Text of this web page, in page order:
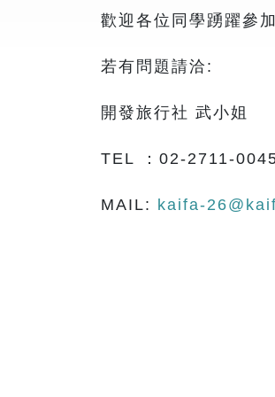
歡迎各位同學踴躍參加
若有問題請洽:
開發旅行社 武小姐
TEL ：02-2711-
MAIL: kaifa-